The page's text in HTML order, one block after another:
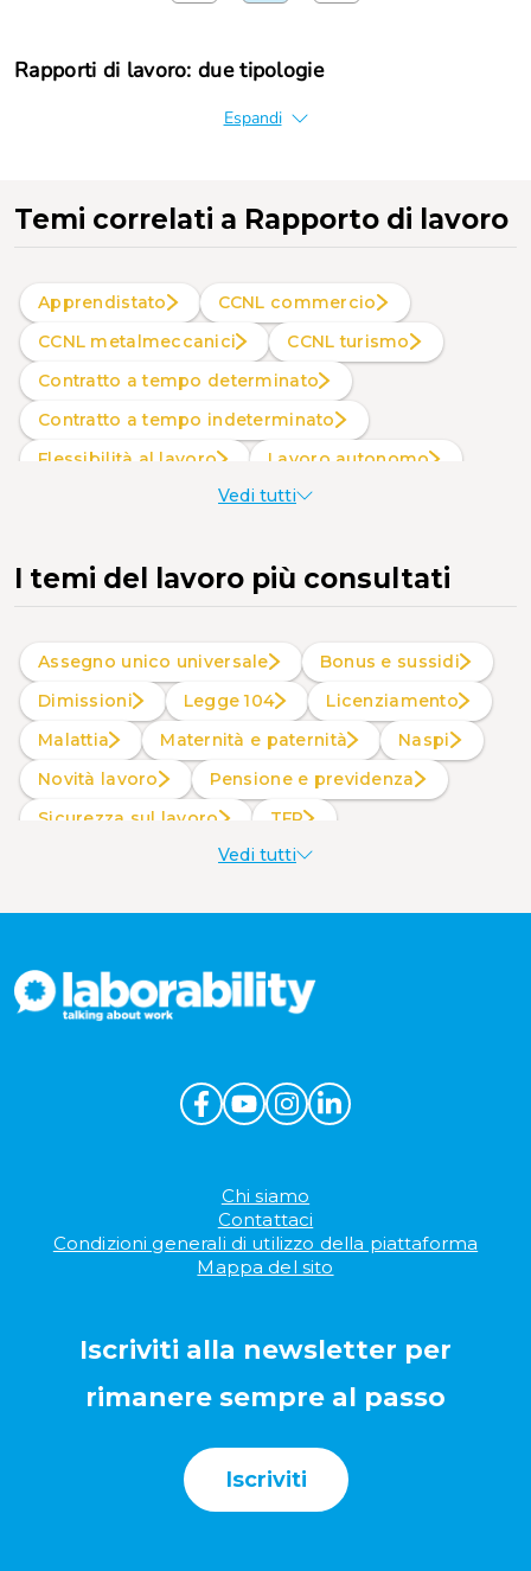
Rapporti di lavoro: due tipologie
Espandi
Temi correlati a Rapporto di lavoro
Apprendistato
CCNL commercio
CCNL metalmeccanici
CCNL turismo
Contratto a tempo determinato
Contratto a tempo indeterminato
Flessibilità al lavoro
Lavoro autonomo
Orario di lavoro
Vedi tutti
I temi del lavoro più consultati
Assegno unico universale
Bonus e sussidi
Dimissioni
Legge 104
Licenziamento
Malattia
Maternità e paternità
Naspi
Novità lavoro
Pensione e previdenza
Sicurezza sul lavoro
TFR
Vedi tutti
Chi siamo
Contattaci
Condizioni generali di utilizzo della piattaforma
Mappa del sito
Iscriviti alla newsletter per
rimanere sempre al passo
Iscriviti